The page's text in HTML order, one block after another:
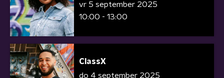
vr 5 september 2025
10:00 - 13:00
ClassX
do 4 september 2025